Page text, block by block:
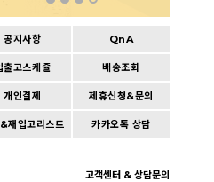
공지사항 QnA
출고스케쥴 배송조회
개인결제 제휴신청&문의
재입고리스트 카카오톡 상담
고객센터 & 상담문의
BUY IT NOW
| Wishlist